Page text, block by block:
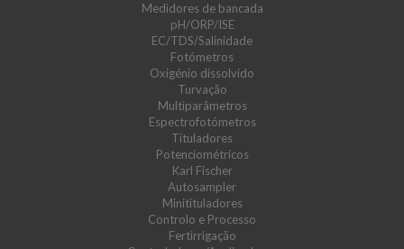
Medidores de bancada
pH/ORP/ISE
EC/TDS/Salinidade
Fotómetros
Oxigénio dissolvido
Turvação
Multiparâmetros
Espectrofotómetros
Tituladores
Potenciométricos
Karl Fischer
Autosampler
Minitituladores
Controlo e Processo
Fertirrigação